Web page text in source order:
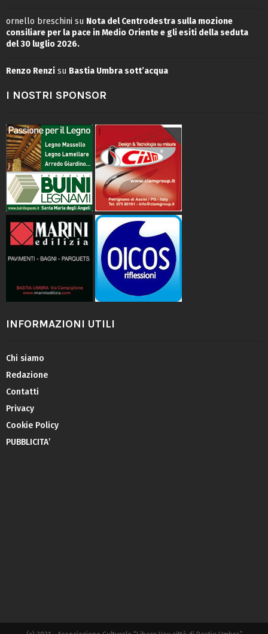
ornello breschini su Nota del Centrodestra sulla mozione
consiliare per la pace in Medio Oriente e gli esiti della seduta
del 30 luglio 2026.
Renzo Renzi su Bastia Umbra sott’acqua
I NOSTRI SPONSOR
INFORMAZIONI UTILI
Chi siamo
Redazione
Contatti
Privacy
Cookie Policy
PUBBLICITA’